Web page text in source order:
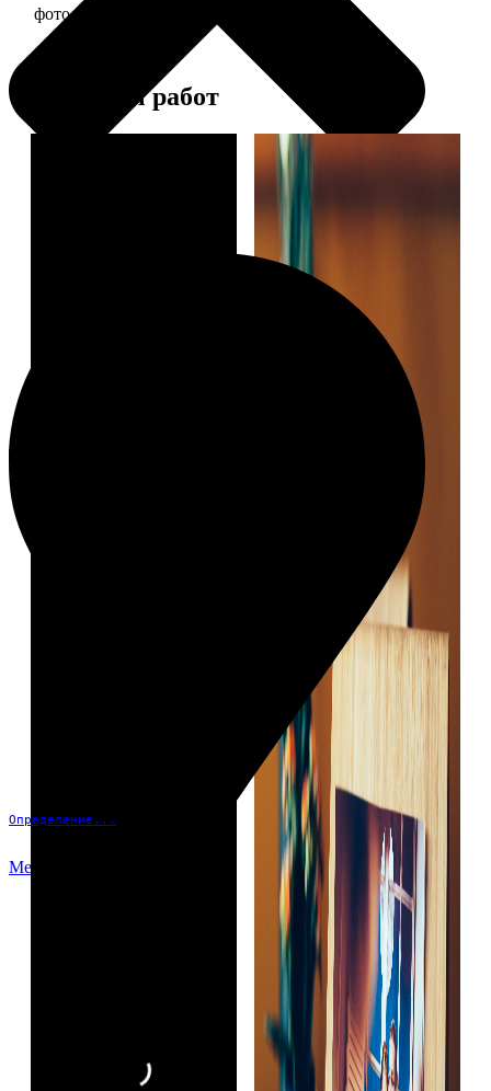
Определение...
Меню
фото 13х18 в деревянной рамке
Примеры работ